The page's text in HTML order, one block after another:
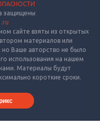
защищены
сайте взяты из открытых
материалов или
но Ваше авторство не было
использования на нашем
Материалы будут
короткие сроки.